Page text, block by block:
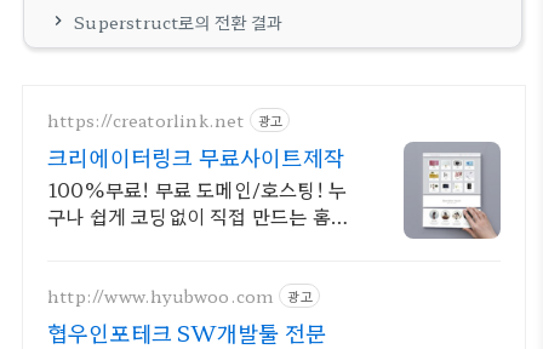
Superstruct로의 전환 결과
https://creatorlink.net 광고
크리에이터링크 무료사이트제작
100%무료! 무료 도메인/호스팅! 누
구나 쉽게 코딩없이 직접 만드는 홈페
http://www.hyubwoo.com 광고
협우인포테크 SW개발툴 전문